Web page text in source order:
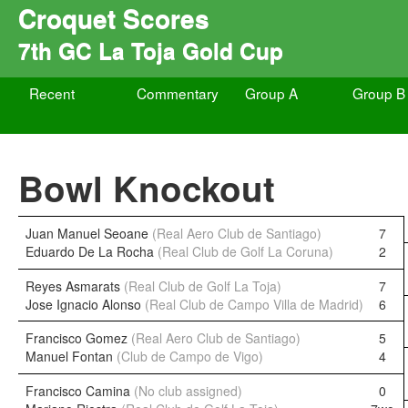
Croquet Scores
7th GC La Toja Gold Cup
Recent Commentary Group A Group B
Bowl Knockout
Juan Manuel Seoane (Real Aero Club de Santiago)
7
Eduardo De La Rocha (Real Club de Golf La Coruna) 2
Reyes Asmarats (Real Club de Golf La Toja) 7
Jose Ignacio Alonso (Real Club de Campo Villa de Madrid) 6
Francisco Gomez (Real Aero Club de Santiago) 5
Manuel Fontan (Club de Campo de Vigo) 4
Francisco Camina (No club assigned) 0